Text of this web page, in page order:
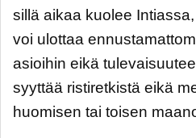
sillä aikaa kuolee
voi ulottaa
asioihin eikä
syyttää ristiretkistä eikä
huomisen tai toisen